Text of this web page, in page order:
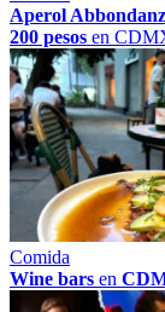
Aperol
200 pesos en
Comida
Wine bars en